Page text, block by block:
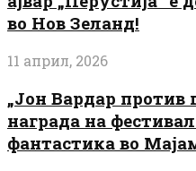
во Нов Зеланд!
11 април, 2026
„Јон Вардар против
награда на
фантастика во